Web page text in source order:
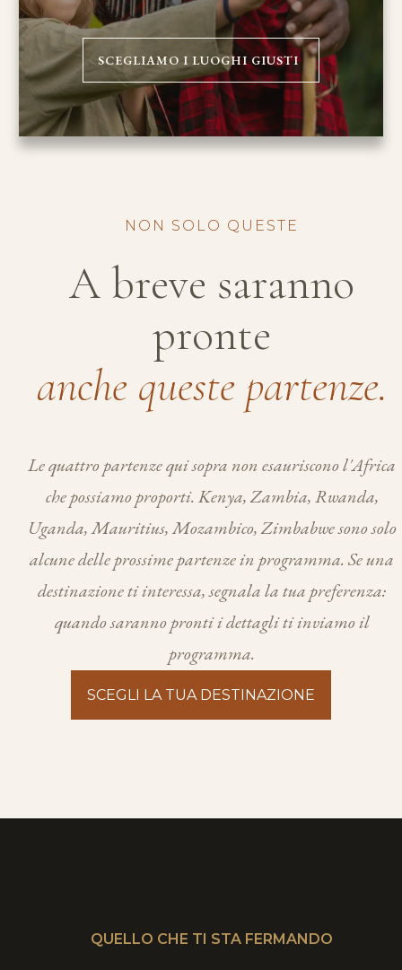
SCEGLIAMO I LUOGHI GIUSTI
NON SOLO QUESTE
A breve saranno
pronte
anche queste partenze.
Le quattro partenze qui sopra non esauriscono l'Africa
che possiamo proporti. Kenya, Zambia, Rwanda,
Uganda, Mauritius, Mozambico, Zimbabwe sono solo
alcune delle prossime partenze in programma. Se una
destinazione ti interessa, segnala la tua preferenza:
quando saranno pronti i dettagli ti inviamo il
programma.
SCEGLI LA TUA DESTINAZIONE
QUELLO CHE TI STA FERMANDO